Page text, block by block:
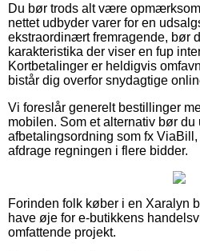
Du bør trods alt være
nettet udbyder varer for en
ekstraordinært fremragende, bør
karakteristika der viser en fup
Kortbetalinger er heldigvis
bistår dig overfor snydagtige
Vi foreslår generelt bestillinger
mobilen. Som et alternativ bør du
afbetalingsordning som fx
afdrage regningen i flere bidder.
Forinden folk køber i en Xaralyn
have øje for e-butikkens
omfattende projekt.